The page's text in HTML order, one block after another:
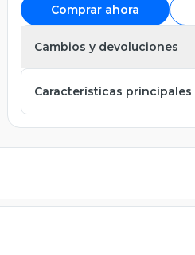
Comprar ahora
Cambios y devoluciones
Características principales